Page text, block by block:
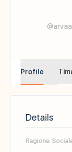
Profile
Details
Ragione